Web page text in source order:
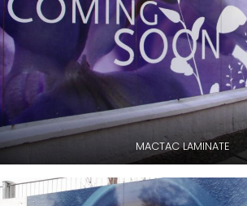
เกี่ยว
กับ
เรา
ประวัติ
ความ
เป็นมา
โปร
สินค้า
MACTAC LAMINATE